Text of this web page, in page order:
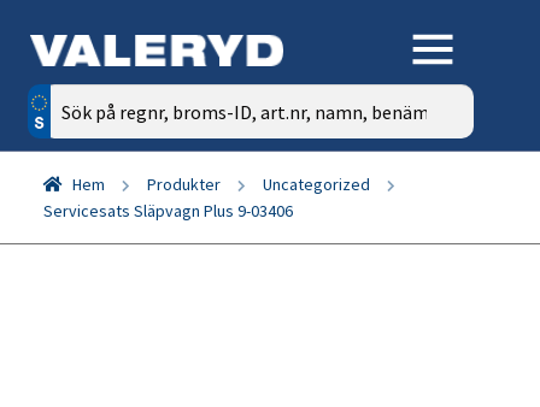
Sök
efter:
Hem Produkter
Uncategorized
Servicesats Släpvagn Plus 9-03406